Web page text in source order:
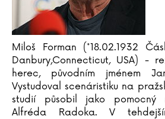
Ladislav Fuks
Vladimír Fuksa
Miloš Forman (*18.02.1932
Danbury,Connecticut, USA) -
herec, původním jménem
Vystudoval scenáristiku na
studií působil jako pomocný
Alfréda Radoka. V